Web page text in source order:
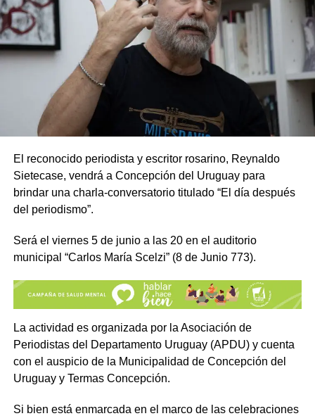
El reconocido periodista y escritor rosarino, Reynaldo
Sietecase, vendrá a Concepción del Uruguay para
brindar una charla-conversatorio titulado “El día después
del periodismo”.
Será el viernes 5 de junio a las 20 en el auditorio
municipal “Carlos María Scelzi” (8 de Junio 773).
La actividad es organizada por la Asociación de
Periodistas del Departamento Uruguay (APDU) y cuenta
con el auspicio de la Municipalidad de Concepción del
Uruguay y Termas Concepción.
Si bien está enmarcada en el marco de las celebraciones